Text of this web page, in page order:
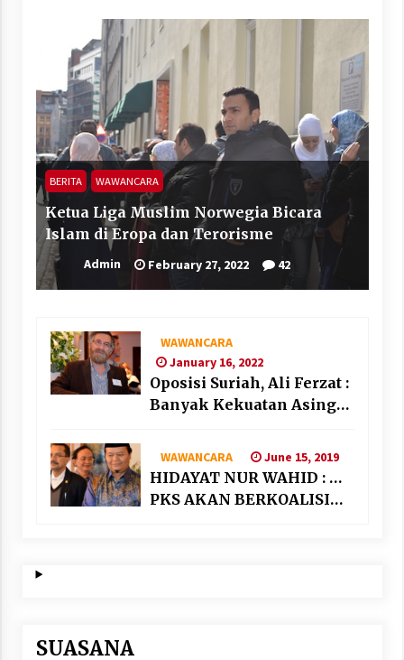
BERITA WAWANCARA
Ketua Liga Muslim Norwegia Bicara
Islam di Eropa dan Terorisme
Admin February 27, 2022 42
WAWANCARA
January 16, 2022
Oposisi Suriah, Ali Ferzat :
Banyak Kekuatan Asing
WAWANCARA June 15, 2019
HIDAYAT NUR WAHID : …
PKS AKAN BERKOALISI
SUASANA